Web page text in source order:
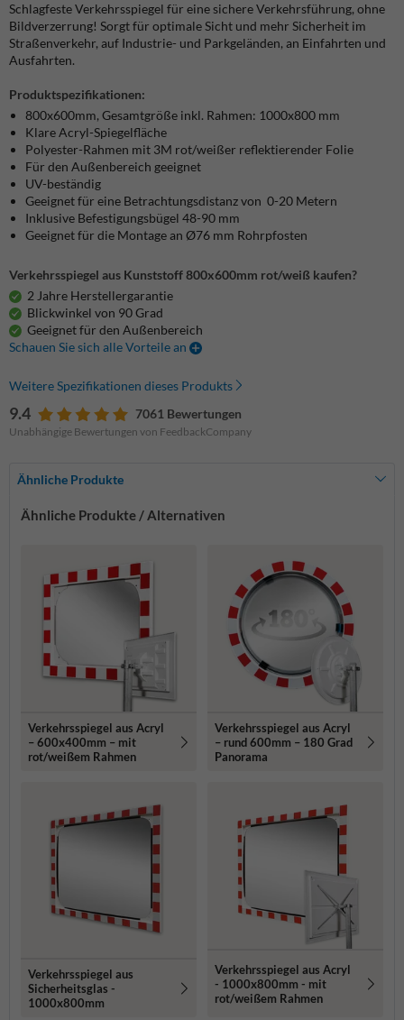
Schlagfeste Verkehrsspiegel für eine sichere Verkehrsführung, ohne
Bildverzerrung! Sorgt für optimale Sicht und mehr Sicherheit im
Straßenverkehr, auf Industrie- und Parkgeländen, an Einfahrten und
Ausfahrten.
Produktspezifikationen:
800x600mm, Gesamtgröße inkl. Rahmen: 1000x800 mm
Klare Acryl-Spiegelfläche
Polyester-Rahmen mit 3M rot/weißer reflektierender Folie
Für den Außenbereich geeignet
UV-beständig
Geeignet für eine Betrachtungsdistanz von 0-20 Metern
Inklusive Befestigungsbügel 48-90 mm
Geeignet für die Montage an Ø76 mm Rohrpfosten
Verkehrsspiegel aus Kunststoff 800x600mm rot/weiß kaufen?
2 Jahre Herstellergarantie
Blickwinkel von 90 Grad
Geeignet für den Außenbereich
Schauen Sie sich alle Vorteile an
Weitere Spezifikationen dieses Produkts
9.4 7061 Bewertungen
Unabhängige Bewertungen von FeedbackCompany
Ähnliche Produkte
Ähnliche Produkte / Alternativen
Verkehrsspiegel aus Acryl
– 600x400mm – mit
rot/weißem Rahmen
Verkehrsspiegel aus Acryl
– rund 600mm – 180 Grad
Panorama
Verkehrsspiegel aus
Sicherheitsglas -
1000x800mm
Verkehrsspiegel aus Acryl
- 1000x800mm - mit
rot/weißem Rahmen